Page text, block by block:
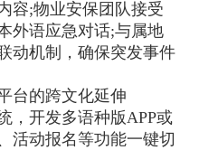
容;物业安保团队接受
外语应急对话;与属地
动机制，确保突发事件
的跨文化延伸
开发多语种版APP或
活动报名等功能一键切